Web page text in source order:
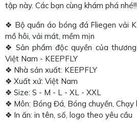
tập này. Các bạn cùng khám phá nhé!!!
❖ Bộ quần áo bóng đá Fliegen vải
mồ hôi, vải mát, mềm mịn
❖ Sản phẩm độc quyền của
Việt Nam - KEEPFLY
❖ Nhà sản xuất: KEEPFLY
❖ Xuất xứ: Việt Nam
❖ Size: S - M - L - XL - XXL
❖ Môn: Bóng Đá, Bóng chuyền, Chạy
❖ In ấn: in tên, số, logo theo yêu cầu